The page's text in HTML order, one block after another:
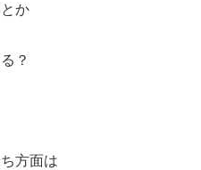
か
？
方面は